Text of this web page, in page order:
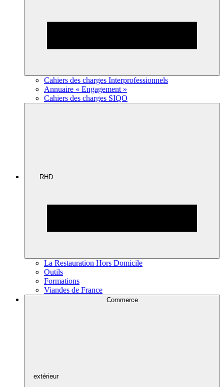
Cahiers des charges Interprofessionnels
Annuaire « Engagement »
Cahiers des charges SIQO
RHD
La Restauration Hors Domicile
Outils
Formations
Viandes de France
Commerce
extérieur